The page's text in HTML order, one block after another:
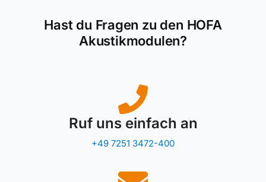
Hast du Fragen zu den HOFA
Akustikmodulen?
Ruf uns einfach an
+49 7251 3472-400